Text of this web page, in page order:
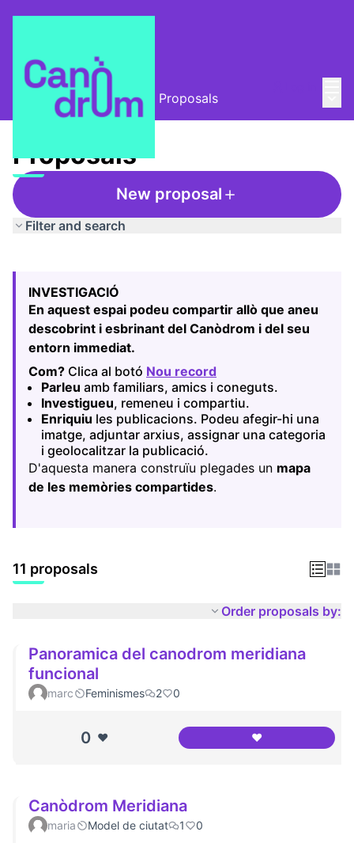
L'Alzina i el Canòdrom Proposals
Proposals
New proposal
Filter and search
−
INVESTIGACIÓ
En aquest espai podeu compartir allò que aneu
descobrint i esbrinant del Canòdrom i del seu
entorn immediat.
Com? Clica al botó Nou record
(Opens in new tab)
Parleu amb familiars, amics i coneguts.
Investigueu, remeneu i compartiu.
Enriquiu les publicacions. Podeu afegir-hi una
imatge, adjuntar arxius, assignar una categoria
i geolocalitzar la publicació.
D'aquesta manera construïu plegades un mapa
de les memòries compartides.
11 proposals
Order proposals by:
Panoramica del canodrom meridiana
funcional
marc Feminismes 2 0
0 ❤️ ❤️Panoramica del
Canòdrom Meridiana
maria Model de ciutat 1 0